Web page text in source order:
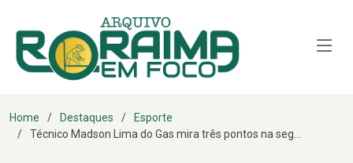
Home Destaques
Esporte
Técnico Madson Lima do Gas mira três pontos na seg...